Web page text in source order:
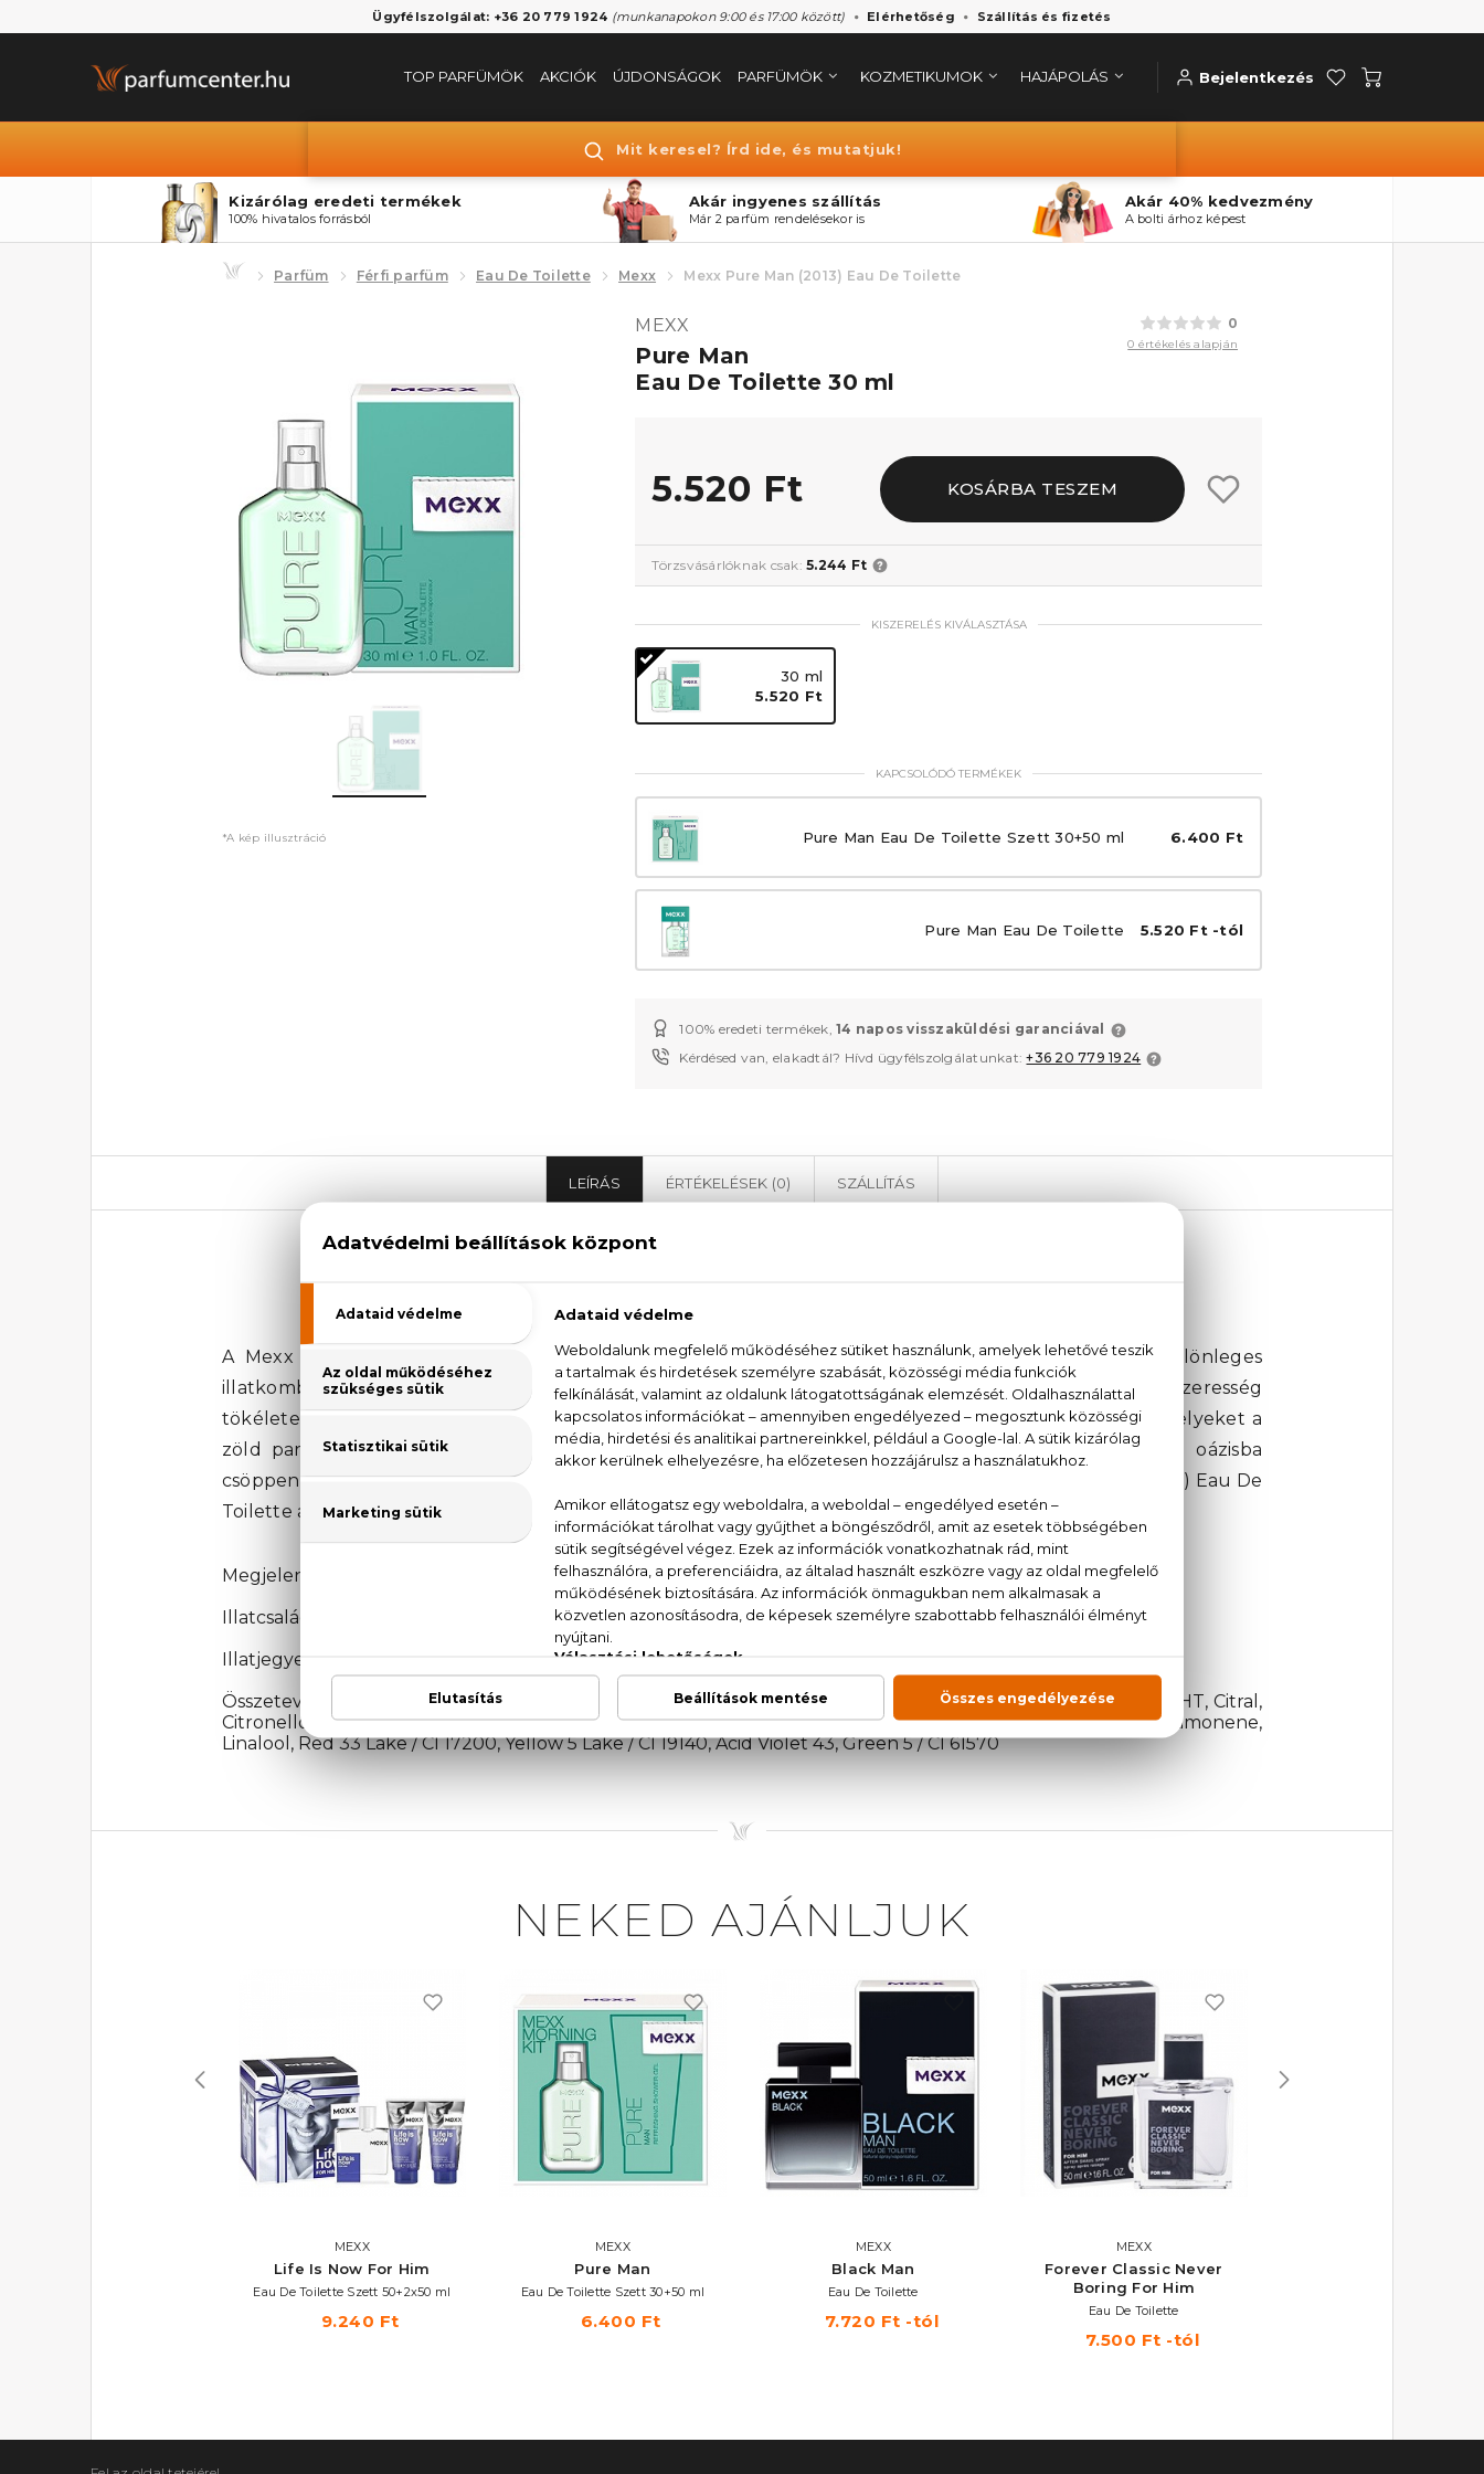
Ügyfélszolgálat: +36 20 779 1924 (munkanapokon 9:00 és 17:00 között) Elérhetőség Szállítás és fizetés
TOP PARFÜMÖK AKCIÓK ÚJDONSÁGOK PARFÜMÖK KOZMETIKUMOK HAJÁPOLÁS Bejelentkezés
Mit keresel? Írd ide, és mutatjuk!
Kizárólag eredeti termékek
100% hivatalos forrásból
Akár ingyenes szállítás
Már 2 parfüm rendelésekor is
Akár 40% kedvezmény
A bolti árhoz képest
Parfüm Férfi parfüm Eau De Toilette Mexx Mexx Pure Man (2013) Eau De Toilette
*A kép illusztráció
0
0 értékelés alapján
MEXX
Pure Man
Eau De Toilette 30 ml
5.520 Ft KOSÁRBA TESZEM
Törzsvásárlóknak csak:5.244 Ft
KISZERELÉS KIVÁLASZTÁSA
30 ml
5.520 Ft
KAPCSOLÓDÓ TERMÉKEK
Pure Man Eau De Toilette Szett 30+50 ml 6.400 Ft
Pure Man Eau De Toilette 5.520 Ft -tól
100% eredeti termékek,14 napos visszaküldési garanciával
Kérdésed van, elakadtál? Hívd ügyfélszolgálatunkat:+36 20 779 1924
LEÍRÁS ÉRTÉKELÉSEK (0) SZÁLLÍTÁS
A Mexx Pure Man Eau De Toilette a Mexx márka férfi parfümje, amely egy igazán egyedi és különleges
illatkombinációt kínál. Ez a parfüm az aromás-fűszeres illatcsalád tagja, amely a frissesség és a fűszeresség
tökéletes harmóniáját hozza el nekünk. Az aromás illatjegyek közül a kardamom és a bors dominál, melyeket a
zöld paradicsom és paradicsomlevél frissessége egészít ki. Az illatkompozíció olyan, mintha egy zöld oázisba
csöppennél, ahol a természetes frissesség és a fűszeres, férfias karakter keveredik. A Mexx Pure Man (2013) Eau De
Toilette a modern férfiaknak szól, akik szeretik a természetes, mégis markáns illatokat.
Megjelenési év: 2012
Illatcsalád: Aromás-fűszeres
Illatjegyek: Kardamom, bors, zöld paradicsom, paradicsomlevél
Összetevők: Alcohol Denat., Water / Aqua, Parfum/Fragrance, Alpha-Isomethyl Ionone, Benzyl Salicylate, BHT, Citral,
Citronellol, Coumarin, Diethylamino Hydroxybenzoyl Hexyl Benzoate, Octinoxate, Eugenol, Geraniol, Lyral, Limonene,
Linalool, Red 33 Lake / CI 17200, Yellow 5 Lake / CI 19140, Acid Violet 43, Green 5 / CI 61570
NEKED AJÁNLJUK
MEXX
Life Is Now For Him
Eau De Toilette Szett 50+2x50 ml
9.240 Ft
MEXX
Pure Man
Eau De Toilette Szett 30+50 ml
6.400 Ft
MEXX
Black Man
Eau De Toilette
7.720 Ft -tól
MEXX
Forever Classic Never
Boring For Him
Eau De Toilette
7.500 Ft -tól